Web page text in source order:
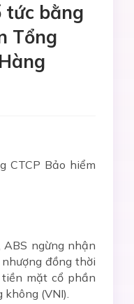
tức bằng
Tổng
CTCP Bảo hiểm
ngừng nhận
đồng thời
mặt cổ phần
không (VNI).